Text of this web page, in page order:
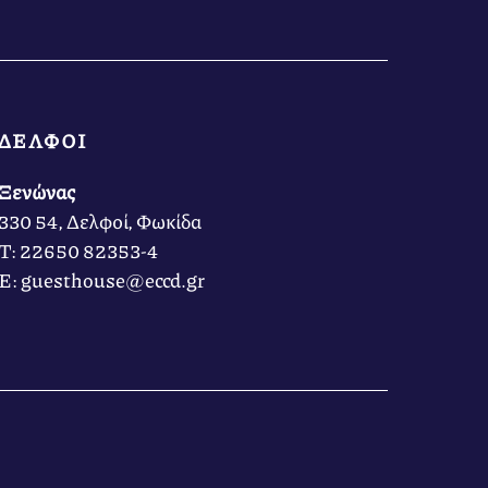
Ξενώνας
330 54, Δελφοί, Φωκίδα
Τ: 22650 82353-4
Ε: guesthouse@eccd.gr